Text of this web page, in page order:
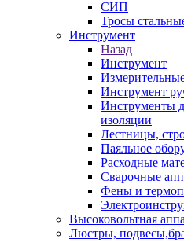
СИП
Тросы
Инструмент
Назад
Инструмент
Инструмент
Инструменты
изоляции
Лестницы,
Паяльное
Расходные
Сварочные
Фены и
Высоковольтная
Люстры,